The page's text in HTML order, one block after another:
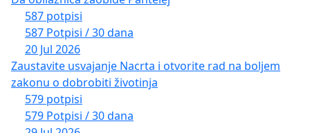
587 potpisi
587 Potpisi / 30 dana
20 Jul 2026
Zaustavite usvajanje Nacrta i otvorite rad na boljem
zakonu o dobrobiti životinja
579 potpisi
579 Potpisi / 30 dana